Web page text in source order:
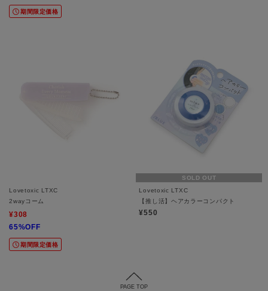
期間限定価格
Lovetoxic LTXC
2wayコーム
¥308
65%OFF
期間限定価格
SOLD OUT
Lovetoxic LTXC
【推し活】ヘアカラーコンパクト
¥550
PAGE TOP